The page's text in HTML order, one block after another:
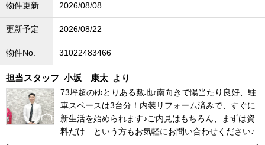
物件更新 2026/08/08
更新予定 2026/08/22
物件No. 31022483466
担当スタッフ 小坂 康太 より
73坪超のゆとりある敷地♪南向きで陽当たり良好、駐
車スペースは3台分！内装リフォーム済みで、すぐに
新生活を始められます♪ご内見はもちろん、まずは資
料だけ…という方もお気軽にお問い合わせください♪